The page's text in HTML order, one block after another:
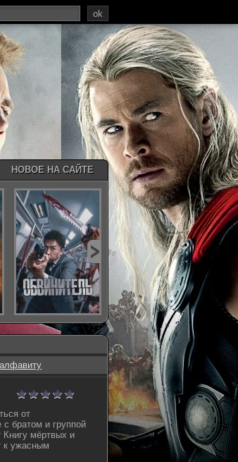
алфавиту
от
с братом и группой
мёртвых и
к ужасным
ok
НОВОЕ НА САЙТЕ